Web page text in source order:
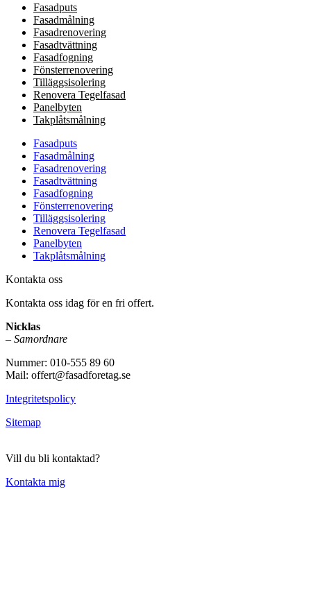
Fasadputs
Fasadmålning
Fasadrenovering
Fasadtvättning
Fasadfogning
Fönsterrenovering
Tilläggsisolering
Renovera Tegelfasad
Panelbyten
Takplåtsmålning
Fasadputs
Fasadmålning
Fasadrenovering
Fasadtvättning
Fasadfogning
Fönsterrenovering
Tilläggsisolering
Renovera Tegelfasad
Panelbyten
Takplåtsmålning
Kontakta oss
Kontakta oss idag för en fri offert.
Nicklas
– Samordnare
Nummer: 010-555 89 60
Mail: offert@fasadforetag.se
Integritetspolicy
Sitemap
Vill du bli kontaktad?
Kontakta mig